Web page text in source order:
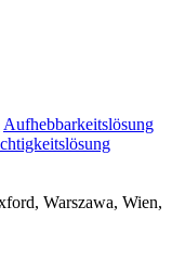
Aufhebbarkeitslösung
Warszawa, Wien,